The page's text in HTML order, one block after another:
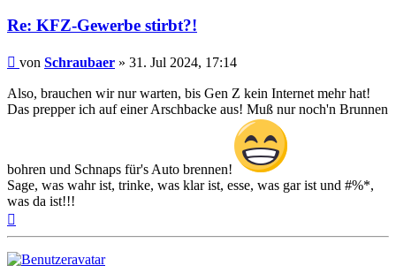
Re: KFZ-Gewerbe stirbt?!
Beitrag
von Schraubaer » 31. Jul 2024, 17:14
Also, brauchen wir nur warten, bis Gen Z kein Internet mehr hat!
Das prepper ich auf einer Arschbacke aus! Muß nur noch'n Brunnen
bohren und Schnaps für's Auto brennen!
Sage, was wahr ist, trinke, was klar ist, esse, was gar ist und #%*,
was da ist!!!